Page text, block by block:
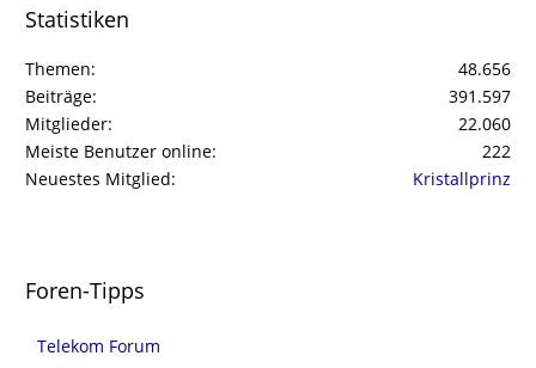
Statistiken
Themen
48.656
Beiträge
391.597
Mitglieder
22.060
Meiste Benutzer online
222
Neuestes Mitglied
Kristallprinz
Foren-Tipps
Telekom Forum